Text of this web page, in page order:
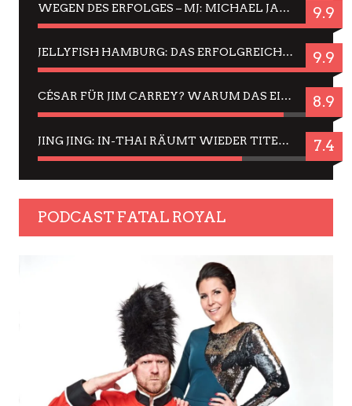
WEGEN DES ERFOLGES – MJ: MICHAEL JACKSON MUSICAL IN EINER MATINEE SEHEN 9.9
JELLYFISH HAMBURG: DAS ERFOLGREICHE SOMMER-MENÜ 2025 IN GEFÜHLEN UND BILDERN 9.9
CÉSAR FÜR JIM CARREY? WARUM DAS EINER DER NERVIGSTEN ACTORS IST UND BLEIBT 8.9
JING JING: IN-THAI RÄUMT WIEDER TITEL AB – EIN ZWEI-STUNDEN-ERLEBNISBERICHT 7.4
PODCAST FATAL ROYAL